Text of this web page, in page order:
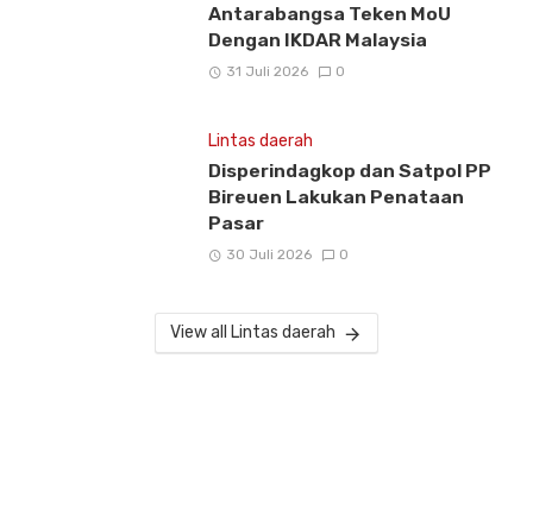
Antarabangsa Teken MoU
Dengan IKDAR Malaysia
31 Juli 2026 0
Lintas daerah
Disperindagkop dan Satpol PP
Bireuen Lakukan Penataan
Pasar
30 Juli 2026 0
View all Lintas daerah